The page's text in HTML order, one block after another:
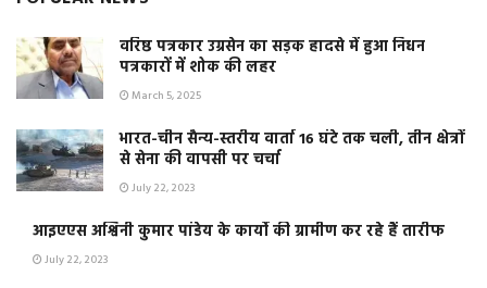
वरिष्ठ पत्रकार उग्रसेन का सड़क हादसे में हुआ निधन
पत्रकारों में शोक की लहर
March 5, 2025
भारत-चीन सैन्य-स्तरीय वार्ता 16 घंटे तक चली, तीन क्षेत्रों
से सेना की वापसी पर चर्चा
July 22, 2023
आइएएस अश्विनी कुमार पांडेय के कार्यो की ग्रामीण कर रहे हैं तारीफ
July 22, 2023